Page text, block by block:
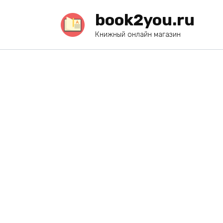
book2you.ru
Книжный онлайн магазин